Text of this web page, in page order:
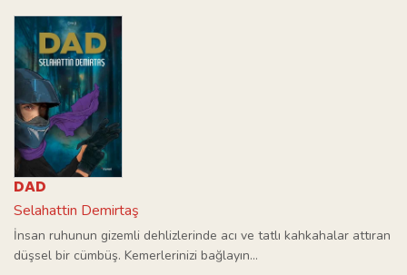
DAD
Selahattin Demirtaş
İnsan ruhunun gizemli dehlizlerinde acı ve tatlı kahkahalar attıran
düşsel bir cümbüş. Kemerlerinizi bağlayın…